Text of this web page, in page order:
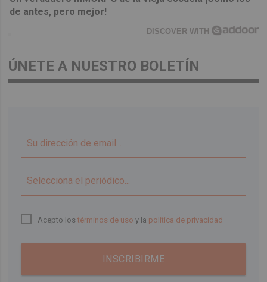
de antes, pero mejor!
DISCOVER WITH
ÚNETE A NUESTRO BOLETÍN
Acepto lostérminos de uso y la política de privacidad
INSCRIBIRME